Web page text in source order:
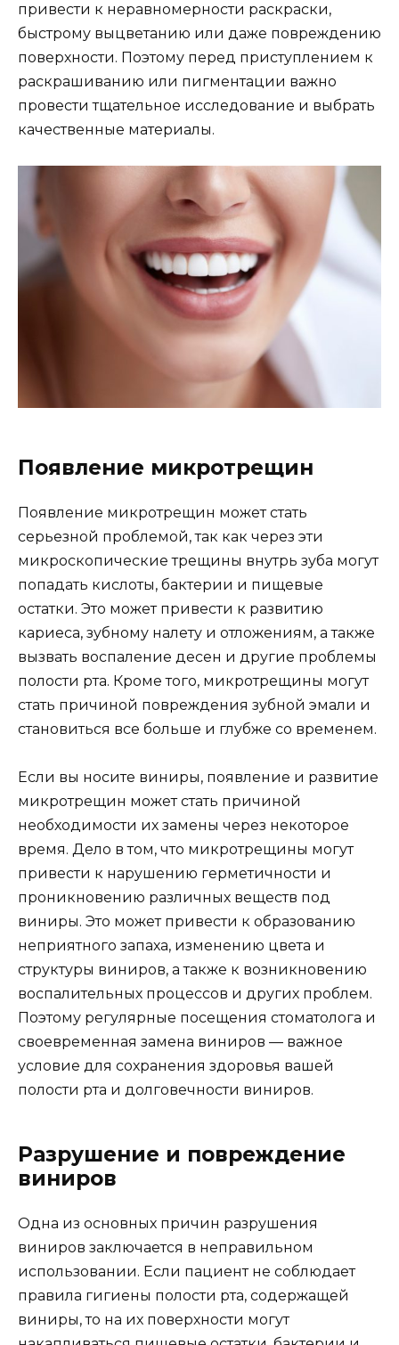
привести к неравномерности раскраски,
быстрому выцветанию или даже повреждению
поверхности. Поэтому перед приступлением к
раскрашиванию или пигментации важно
провести тщательное исследование и выбрать
качественные материалы.
Появление микротрещин
Появление микротрещин может стать
серьезной проблемой, так как через эти
микроскопические трещины внутрь зуба могут
попадать кислоты, бактерии и пищевые
остатки. Это может привести к развитию
кариеса, зубному налету и отложениям, а также
вызвать воспаление десен и другие проблемы
полости рта. Кроме того, микротрещины могут
стать причиной повреждения зубной эмали и
становиться все больше и глубже со временем.
Если вы носите виниры, появление и развитие
микротрещин может стать причиной
необходимости их замены через некоторое
время. Дело в том, что микротрещины могут
привести к нарушению герметичности и
проникновению различных веществ под
виниры. Это может привести к образованию
неприятного запаха, изменению цвета и
структуры виниров, а также к возникновению
воспалительных процессов и других проблем.
Поэтому регулярные посещения стоматолога и
своевременная замена виниров — важное
условие для сохранения здоровья вашей
полости рта и долговечности виниров.
Разрушение и повреждение
виниров
Одна из основных причин разрушения
виниров заключается в неправильном
использовании. Если пациент не соблюдает
правила гигиены полости рта, содержащей
виниры, то на их поверхности могут